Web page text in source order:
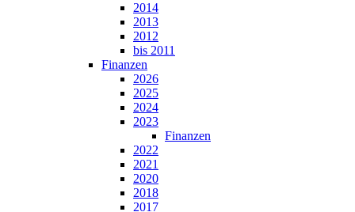
2014
2013
2012
bis 2011
Finanzen
2026
2025
2024
2023
Finanzen
2022
2021
2020
2018
2017